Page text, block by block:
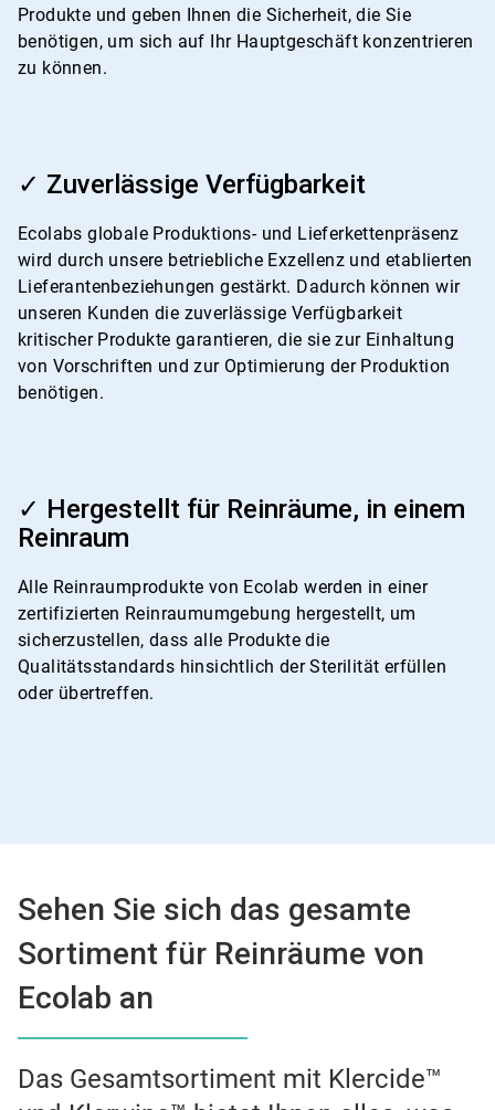
Produkte und geben Ihnen die Sicherheit, die Sie
benötigen, um sich auf Ihr Hauptgeschäft konzentrieren
zu können.
✓ Zuverlässige Verfügbarkeit
Ecolabs globale Produktions- und Lieferkettenpräsenz
wird durch unsere betriebliche Exzellenz und etablierten
Lieferantenbeziehungen gestärkt. Dadurch können wir
unseren Kunden die zuverlässige Verfügbarkeit
kritischer Produkte garantieren, die sie zur Einhaltung
von Vorschriften und zur Optimierung der Produktion
benötigen.
✓ Hergestellt für Reinräume, in einem
Reinraum
Alle Reinraumprodukte von Ecolab werden in einer
zertifizierten Reinraumumgebung hergestellt, um
sicherzustellen, dass alle Produkte die
Qualitätsstandards hinsichtlich der Sterilität erfüllen
oder übertreffen.
Sehen Sie sich das gesamte
Sortiment für Reinräume von
Ecolab an
Das Gesamtsortiment mit Klercide™